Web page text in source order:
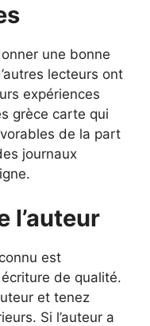
une bonne
lecteurs ont
expériences
grèce carte qui
de la part
journaux
l’auteur
est
de qualité.
et tenez
Si l’auteur a